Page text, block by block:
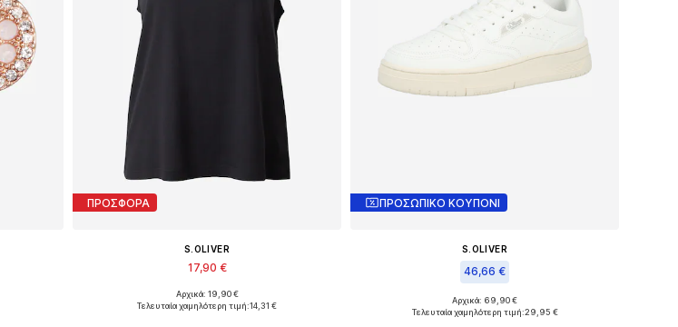
ΠΡΟΣΦΟΡΑ
S.OLIVER
17,90 €
Διαθέσιμα μεγέθη: S, XXL
Αρχικά: 19,90 €
Τελευταία χαμηλότερη τιμή:14,31 €
ΠΡΟΣΩΠΙΚΟ ΚΟΥΠΟΝΙ
S.OLIVER
46,66 €
Διαθέσιμα μεγέθη: 37, 40, 42
Αρχικά: 69,90 €
Τελευταία χαμηλότερη τιμή:29,95 €